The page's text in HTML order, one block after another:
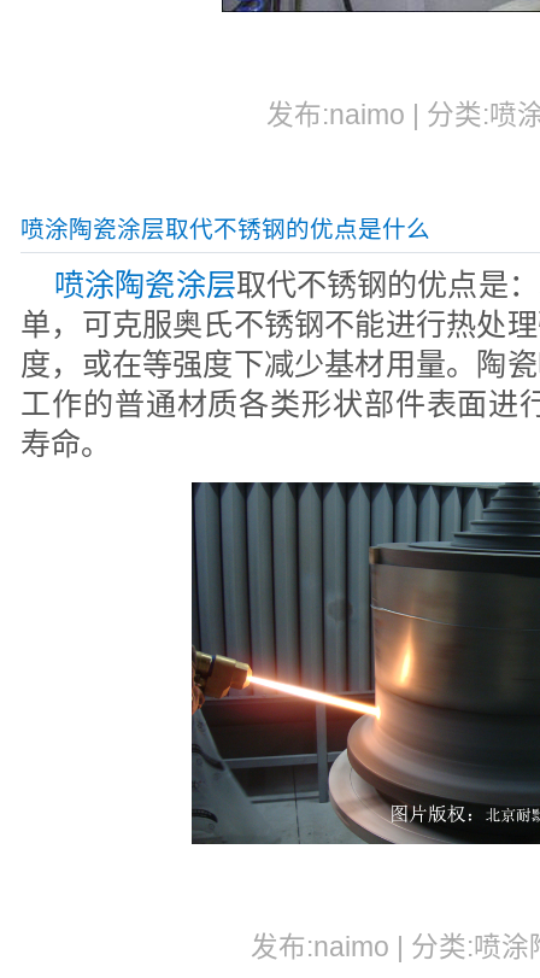
发布:naimo | 分类:喷
喷涂陶瓷涂层取代不锈钢的优点是什么
喷涂陶瓷涂层取代不锈钢的优点是
单，可克服奥氏不锈钢不能进行热处
度，或在等强度下减少基材用量。陶
工作的普通材质各类形状部件表面进
寿命。
发布:naimo | 分类:喷